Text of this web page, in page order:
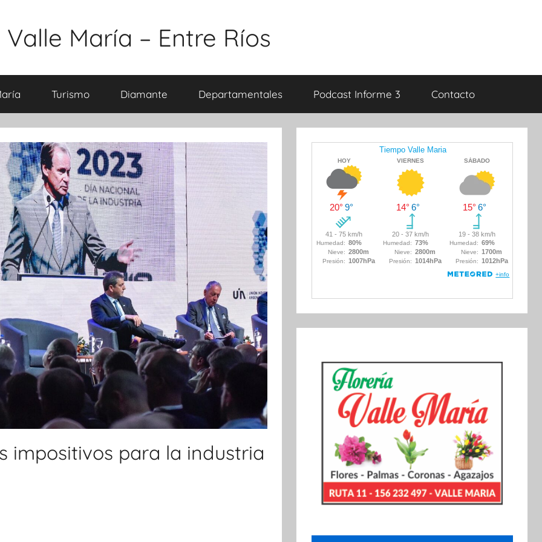
María – Entre Ríos
Turismo Diamante Departamentales Podcast Informe 3 Contacto
impositivos para la industria